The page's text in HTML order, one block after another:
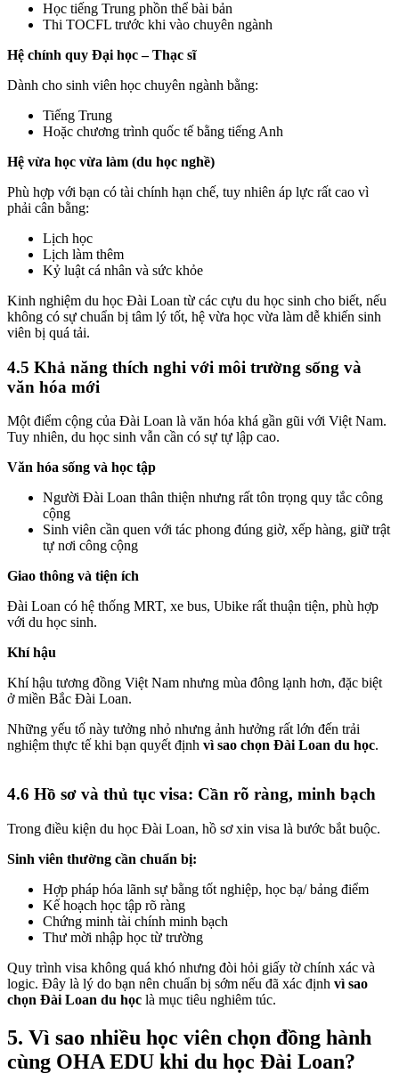
Học tiếng Trung phồn thể bài bản
Thi TOCFL trước khi vào chuyên ngành
Hệ chính quy Đại học – Thạc sĩ
Dành cho sinh viên học chuyên ngành bằng:
Tiếng Trung
Hoặc chương trình quốc tế bằng tiếng Anh
Hệ vừa học vừa làm (du học nghề)
Phù hợp với bạn có tài chính hạn chế, tuy nhiên áp lực rất cao vì
phải cân bằng:
Lịch học
Lịch làm thêm
Kỷ luật cá nhân và sức khỏe
Kinh nghiệm du học Đài Loan từ các cựu du học sinh cho biết, nếu
không có sự chuẩn bị tâm lý tốt, hệ vừa học vừa làm dễ khiến sinh
viên bị quá tải.
4.5 Khả năng thích nghi với môi trường sống và
văn hóa mới
Một điểm cộng của Đài Loan là văn hóa khá gần gũi với Việt Nam.
Tuy nhiên, du học sinh vẫn cần có sự tự lập cao.
Văn hóa sống và học tập
Người Đài Loan thân thiện nhưng rất tôn trọng quy tắc công
cộng
Sinh viên cần quen với tác phong đúng giờ, xếp hàng, giữ trật
tự nơi công cộng
Giao thông và tiện ích
Đài Loan có hệ thống MRT, xe bus, Ubike rất thuận tiện, phù hợp
với du học sinh.
Khí hậu
Khí hậu tương đồng Việt Nam nhưng mùa đông lạnh hơn, đặc biệt
ở miền Bắc Đài Loan.
Những yếu tố này tưởng nhỏ nhưng ảnh hưởng rất lớn đến trải
nghiệm thực tế khi bạn quyết định vì sao chọn Đài Loan du học.
4.6 Hồ sơ và thủ tục visa: Cần rõ ràng, minh bạch
Trong điều kiện du học Đài Loan, hồ sơ xin visa là bước bắt buộc.
Sinh viên thường cần chuẩn bị:
Hợp pháp hóa lãnh sự bằng tốt nghiệp, học bạ/ bảng điểm
Kế hoạch học tập rõ ràng
Chứng minh tài chính minh bạch
Thư mời nhập học từ trường
Quy trình visa không quá khó nhưng đòi hỏi giấy tờ chính xác và
logic. Đây là lý do bạn nên chuẩn bị sớm nếu đã xác định vì sao
chọn Đài Loan du học là mục tiêu nghiêm túc.
5. Vì sao nhiều học viên chọn đồng hành
cùng OHA EDU khi du học Đài Loan?